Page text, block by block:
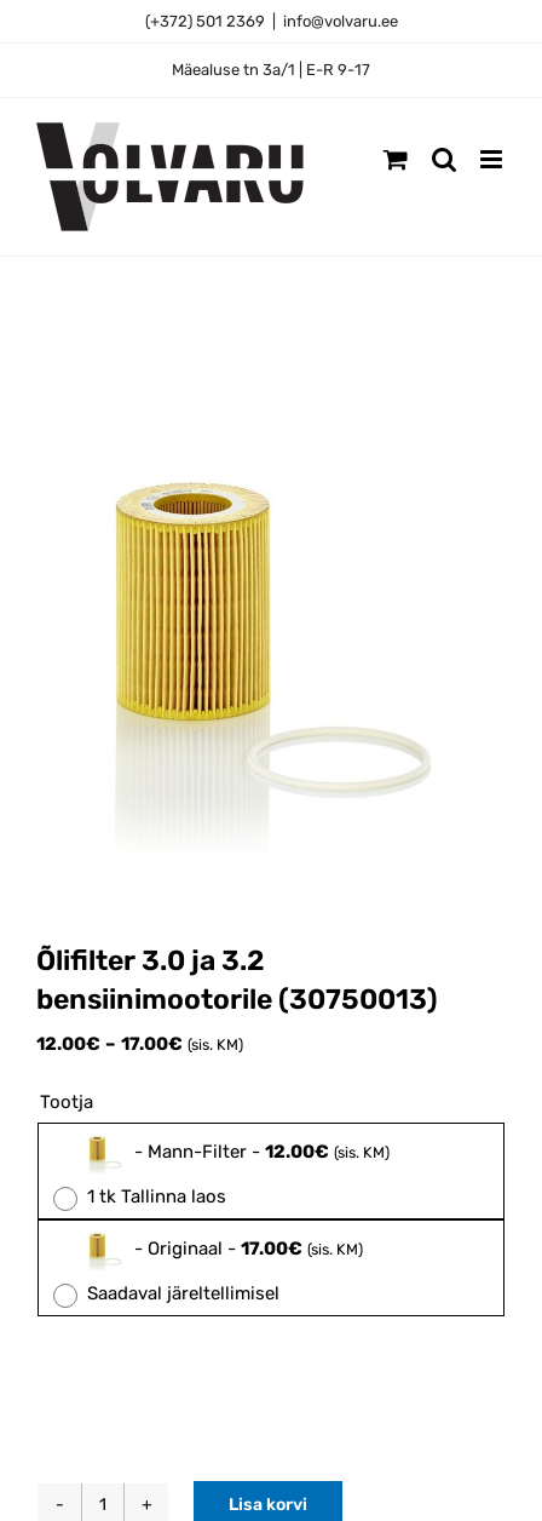
(+372) 501 2369 info@volvaru.ee
Mäealuse tn 3a/1 | E-R 9-17
Õlifilter 3.0 ja 3.2
bensiinimootorile (30750013)
12.00€ – 17.00€ Price
through
17.00€
(sis. KM)
Tootja
- Mann-Filter - 12.00€ (sis. KM)
1 tk Tallinna laos
- Originaal - 17.00€ (sis. KM)
Saadaval järeltellimisel
Õlifilter
Lisa korvi